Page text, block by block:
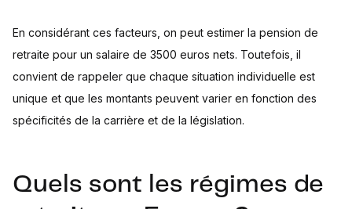
En considérant ces facteurs, on peut estimer la pension de
retraite pour un salaire de 3500 euros nets. Toutefois, il
convient de rappeler que chaque situation individuelle est
unique et que les montants peuvent varier en fonction des
spécificités de la carrière et de la législation.
Quels sont les régimes de